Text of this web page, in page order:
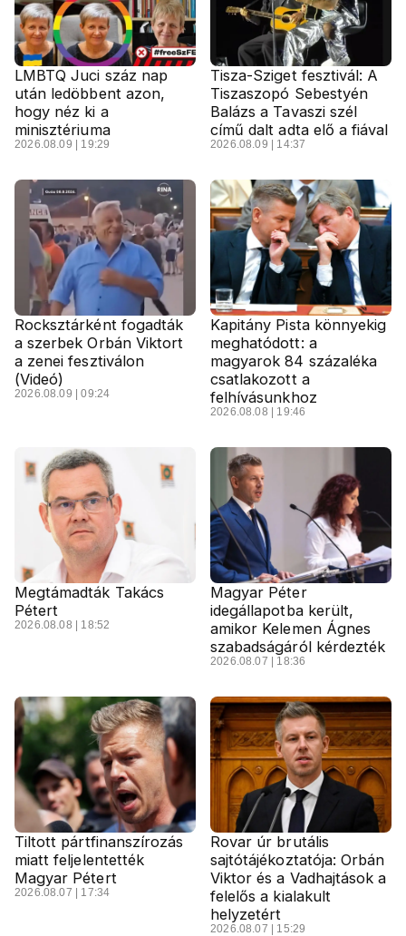
LMBTQ Juci száz nap
után ledöbbent azon,
hogy néz ki a
minisztériuma
2026.08.09 | 19:29
Tisza-Sziget fesztivál: A
Tiszaszopó Sebestyén
Balázs a Tavaszi szél
című dalt adta elő a fiával
2026.08.09 | 14:37
Rocksztárként fogadták
a szerbek Orbán Viktort
a zenei fesztiválon
(Videó)
2026.08.09 | 09:24
Kapitány Pista könnyekig
meghatódott: a
magyarok 84 százaléka
csatlakozott a
felhívásunkhoz
2026.08.08 | 19:46
Megtámadták Takács
Pétert
2026.08.08 | 18:52
Magyar Péter
idegállapotba került,
amikor Kelemen Ágnes
szabadságáról kérdezték
2026.08.07 | 18:36
Tiltott pártfinanszírozás
miatt feljelentették
Magyar Pétert
2026.08.07 | 17:34
Rovar úr brutális
sajtótájékoztatója: Orbán
Viktor és a Vadhajtások a
felelős a kialakult
helyzetért
2026.08.07 | 15:29